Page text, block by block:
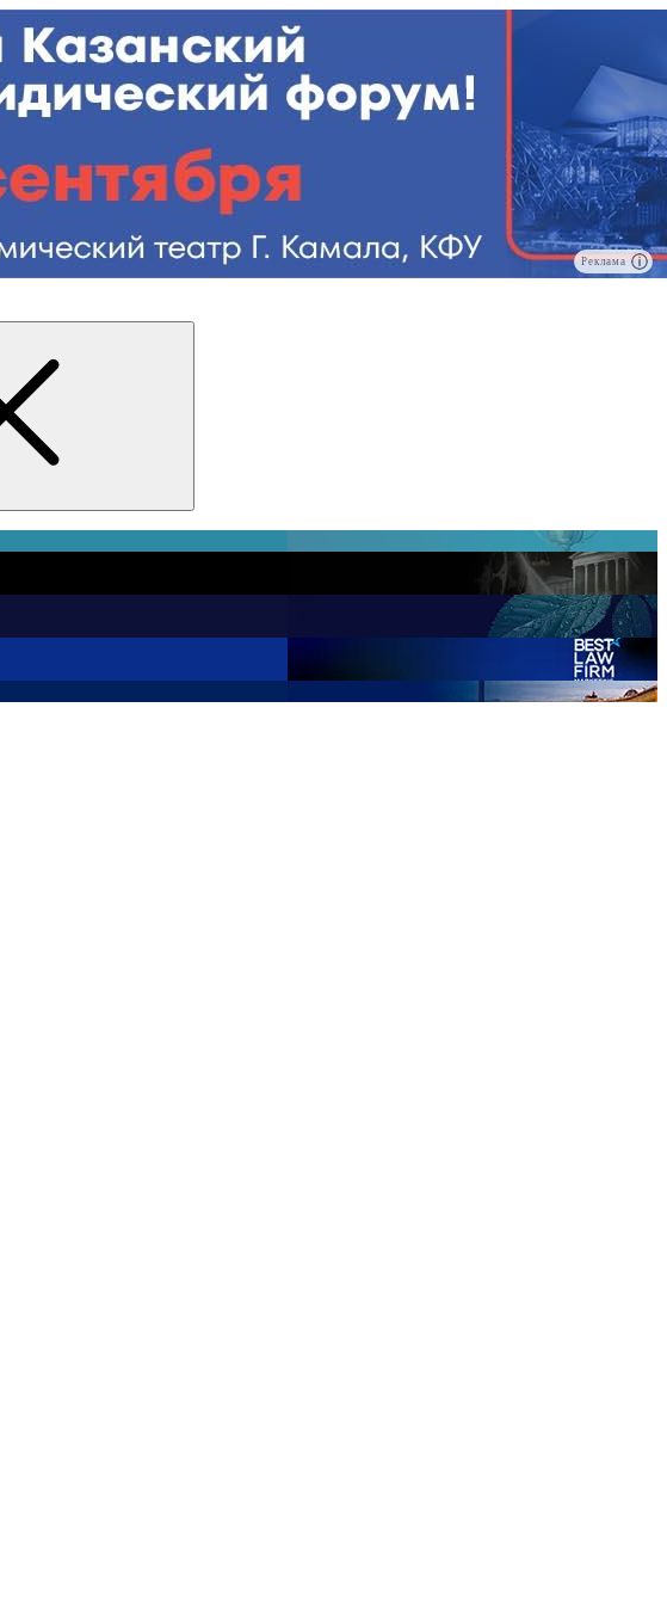
Реклама